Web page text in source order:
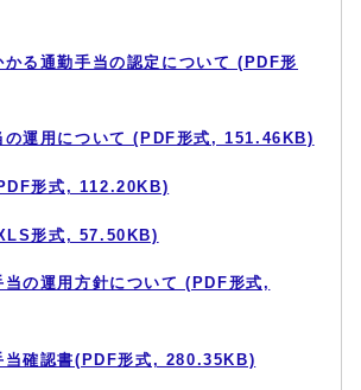
かる通勤手当の認定について (PDF形
の運用について (PDF形式, 151.46KB)
形式, 112.20KB)
形式, 57.50KB)
当の運用方針について (PDF形式,
当確認書(PDF形式, 280.35KB)